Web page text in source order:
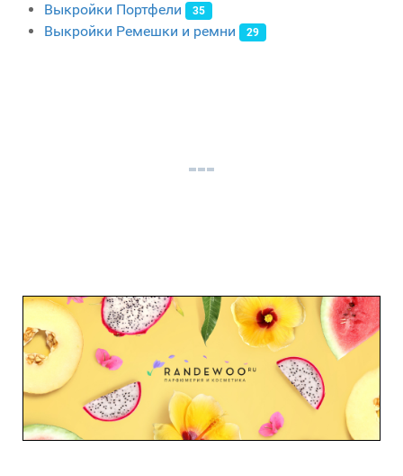
Выкройки Портфели 35
Выкройки Ремешки и ремни 29